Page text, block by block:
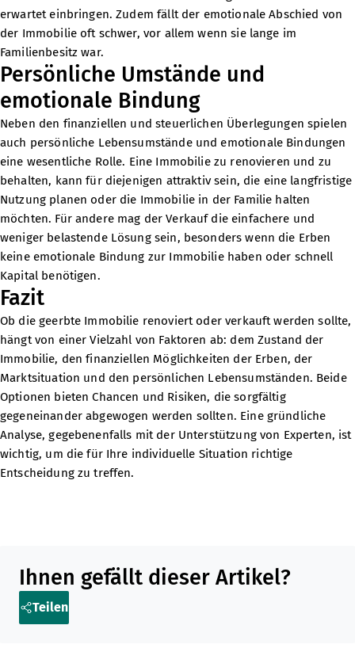
erwartet einbringen. Zudem fällt der emotionale Abschied von
der Immobilie oft schwer, vor allem wenn sie lange im
Familienbesitz war.
Persönliche Umstände und
emotionale Bindung
Neben den finanziellen und steuerlichen Überlegungen spielen
auch persönliche Lebensumstände und emotionale Bindungen
eine wesentliche Rolle. Eine Immobilie zu renovieren und zu
behalten, kann für diejenigen attraktiv sein, die eine langfristige
Nutzung planen oder die Immobilie in der Familie halten
möchten. Für andere mag der Verkauf die einfachere und
weniger belastende Lösung sein, besonders wenn die Erben
keine emotionale Bindung zur Immobilie haben oder schnell
Kapital benötigen.
Fazit
Ob die geerbte Immobilie renoviert oder verkauft werden sollte,
hängt von einer Vielzahl von Faktoren ab: dem Zustand der
Immobilie, den finanziellen Möglichkeiten der Erben, der
Marktsituation und den persönlichen Lebensumständen. Beide
Optionen bieten Chancen und Risiken, die sorgfältig
gegeneinander abgewogen werden sollten. Eine gründliche
Analyse, gegebenenfalls mit der Unterstützung von Experten, ist
wichtig, um die für Ihre individuelle Situation richtige
Entscheidung zu treffen.
Ihnen gefällt dieser Artikel?
Teilen